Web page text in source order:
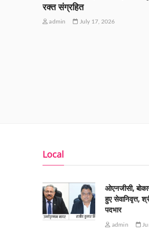
रक्त संग्रहित
admin July 17, 2026
Local
ओएनजीसी,
हुए सेवानिवृत्त,
पदभार
admin